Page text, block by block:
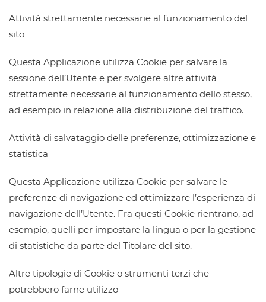
Attività strettamente necessarie al funzionamento del
sito
Questa Applicazione utilizza Cookie per salvare la
sessione dell’Utente e per svolgere altre attività
strettamente necessarie al funzionamento dello stesso,
ad esempio in relazione alla distribuzione del traffico.
Attività di salvataggio delle preferenze, ottimizzazione e
statistica
Questa Applicazione utilizza Cookie per salvare le
preferenze di navigazione ed ottimizzare l’esperienza di
navigazione dell’Utente. Fra questi Cookie rientrano, ad
esempio, quelli per impostare la lingua o per la gestione
di statistiche da parte del Titolare del sito.
Altre tipologie di Cookie o strumenti terzi che
potrebbero farne utilizzo